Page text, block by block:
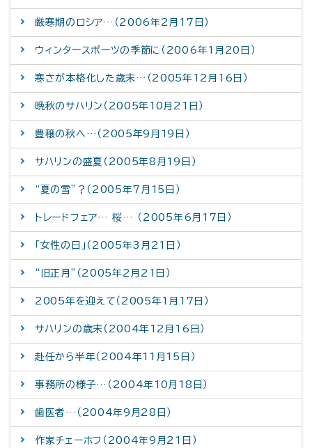
厳寒期のロシア…（2006年2月17日）
ウィンタースポーツの季節に（2006年1月20日）
寒さが本格化した歳末…（2005年12月16日）
晩秋のサハリン（2005年10月21日）
豊穣の秋へ…（2005年9月19日）
サハリンの盛夏（2005年8月19日）
“夏の雪”？（2005年7月15日）
トレードフェア… 桜… （2005年6月17日）
「女性の日」（2005年3月21日）
“旧正月”（2005年2月21日）
2005年を迎えて（2005年1月17日）
サハリンの歳末（2004年12月16日）
赴任から半年（2004年11月15日）
事務所の様子…（2004年10月18日）
歯医者…（2004年9月28日）
作家チェーホフ（2004年9月21日）